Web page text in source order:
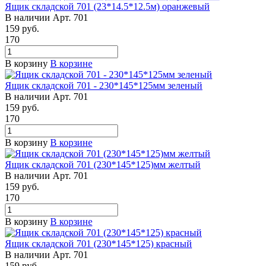
Ящик складской 701 (23*14.5*12.5м) оранжевый
В наличии Арт. 701
159 руб.
170
В корзину В корзине
Ящик складской 701 - 230*145*125мм зеленый
В наличии Арт. 701
159 руб.
170
В корзину В корзине
Ящик складской 701 (230*145*125)мм желтый
В наличии Арт. 701
159 руб.
170
В корзину В корзине
Ящик складской 701 (230*145*125) красный
В наличии Арт. 701